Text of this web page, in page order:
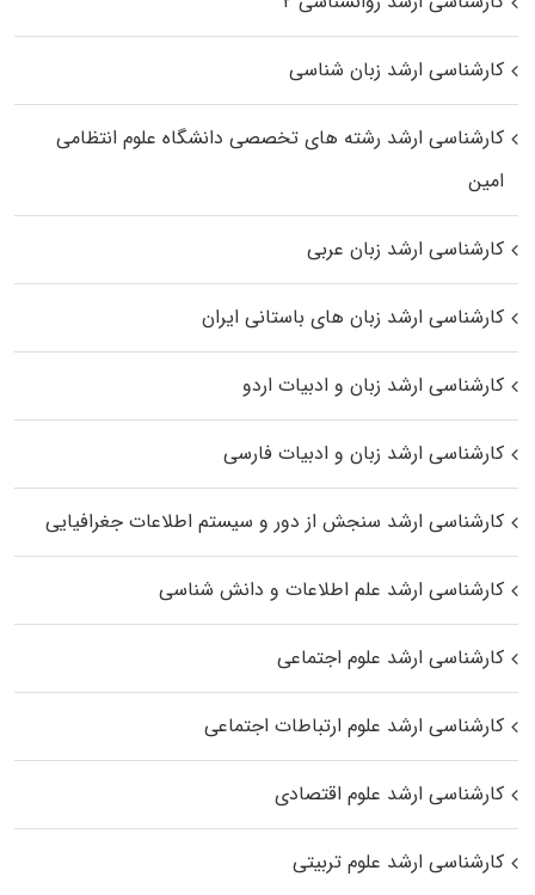
کارشناسی ارشد زبان شناسی
کارشناسی ارشد رﺷﺘﻪ ﻫﺎی تخصصی داﻧﺸﮕﺎه ﻋﻠﻮم انتظامی
اﻣﻴﻦ
کارشناسی ارشد زبان عربی
کارشناسی ارشد زبان‌ های باستانی ایران
کارشناسی ارشد زبان و ادبیات اردو
کارشناسی ارشد زبان و ادبیات فارسی
کارشناسی ارشد سنجش از دور و سیستم اطلاعات جغرافیایی
کارشناسی ارشد علم اطلاعات و دانش شناسی
کارشناسی ارشد علوم اجتماعی
کارشناسی ارشد علوم ارتباطات اجتماعی
کارشناسی ارشد علوم اقتصادی
کارشناسی ارشد علوم تربیتی